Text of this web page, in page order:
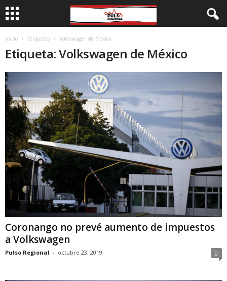
Inicio Etiquetas Volkswagen de México
Etiqueta: Volkswagen de México
Coronango no prevé aumento de impuestos
a Volkswagen
Pulso Regional - octubre 23, 2019 0